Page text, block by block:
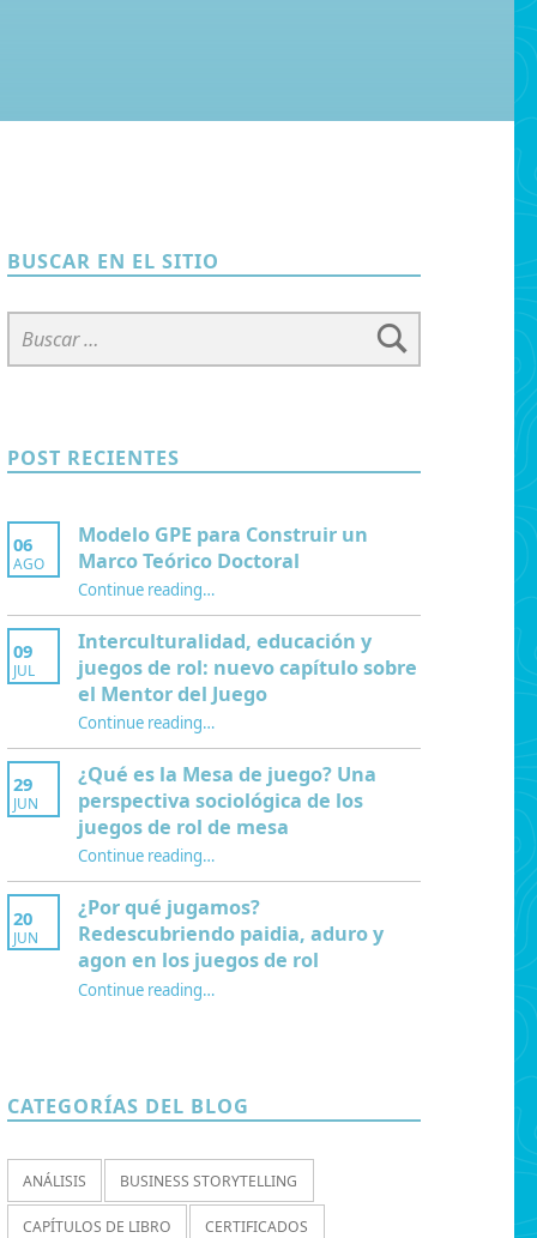
BUSCAR EN EL SITIO
Buscar:
POST RECIENTES
06
AGO
Modelo GPE para Construir un
Marco Teórico Doctoral
Continue reading“Modelo GPE para Construir un Marco Teórico Doctoral”
…
09
JUL
Interculturalidad, educación y
juegos de rol: nuevo capítulo sobre
el Mentor del Juego
Continue reading“Interculturalidad, educación y juegos de rol: nuevo capítulo sobre el Mentor del Juego”
…
29
JUN
¿Qué es la Mesa de juego? Una
perspectiva sociológica de los
juegos de rol de mesa
Continue reading“¿Qué es la Mesa de juego? Una perspectiva sociológica de los juegos de rol de mesa”
…
20
JUN
¿Por qué jugamos?
Redescubriendo paidia, aduro y
agon en los juegos de rol
Continue reading“¿Por qué jugamos? Redescubriendo paidia, aduro y agon en los juegos de rol”
…
CATEGORÍAS DEL BLOG
ANÁLISIS BUSINESS STORYTELLING
CAPÍTULOS DE LIBRO CERTIFICADOS